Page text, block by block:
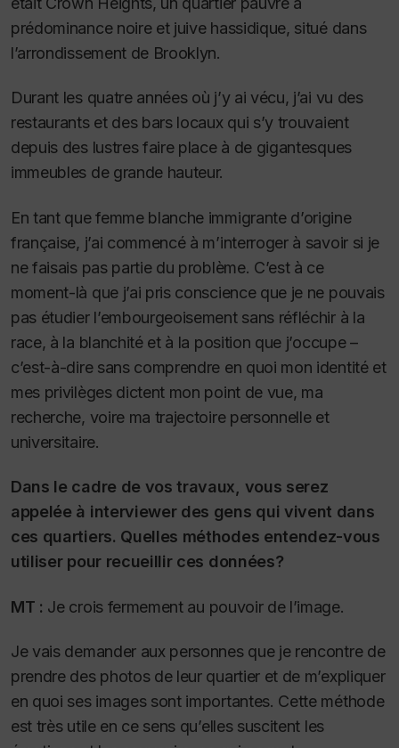
prédominance noire et juive hassidique, situé dans
l’arrondissement de Brooklyn.
Durant les quatre années où j’y ai vécu, j’ai vu des
restaurants et des bars locaux qui s’y trouvaient
depuis des lustres faire place à de gigantesques
immeubles de grande hauteur.
En tant que femme blanche immigrante d’origine
française, j’ai commencé à m’interroger à savoir si je
ne faisais pas partie du problème. C’est à ce
moment-là que j’ai pris conscience que je ne pouvais
pas étudier l’embourgeoisement sans réfléchir à la
race, à la blanchité et à la position que j’occupe –
c’est-à-dire sans comprendre en quoi mon identité et
mes privilèges dictent mon point de vue, ma
recherche, voire ma trajectoire personnelle et
universitaire.
Dans le cadre de vos travaux, vous serez
appelée à interviewer des gens qui vivent dans
ces quartiers. Quelles méthodes entendez-vous
utiliser pour recueillir ces données?
MT : Je crois fermement au pouvoir de l’image.
Je vais demander aux personnes que je rencontre de
prendre des photos de leur quartier et de m’expliquer
en quoi ses images sont importantes. Cette méthode
est très utile en ce sens qu’elles suscitent les